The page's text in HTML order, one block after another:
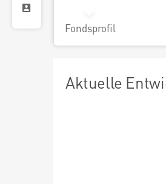
Fondsprofil
Aktuelle